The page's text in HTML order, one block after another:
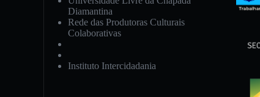
Diamantina
Rede das Produtoras Culturais
Colaborativas
Instituto Intercidadania